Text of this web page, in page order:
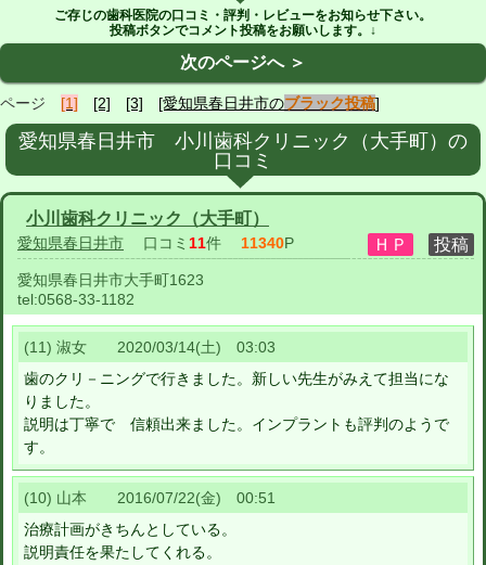
ご存じの歯科医院の口コミ・評判・レビューをお知らせ下さい。
投稿ボタンでコメント投稿をお願いします。↓
次のページへ ＞
ページ [1] [2] [3] [愛知県春日井市のブラック投稿]
愛知県春日井市 小川歯科クリニック（大手町）の
口コミ
小川歯科クリニック（大手町）
愛知県春日井市 口コミ 11件 11340P
愛知県春日井市大手町1623
tel:0568-33-1182
(11) 淑女 2020/03/14(土) 03:03
歯のクリ－ニングで行きました。新しい先生がみえて担当にな
りました。
説明は丁寧で 信頼出来ました。インプラントも評判のようで
す。
(10) 山本 2016/07/22(金) 00:51
治療計画がきちんとしている。
説明責任を果たしてくれる。